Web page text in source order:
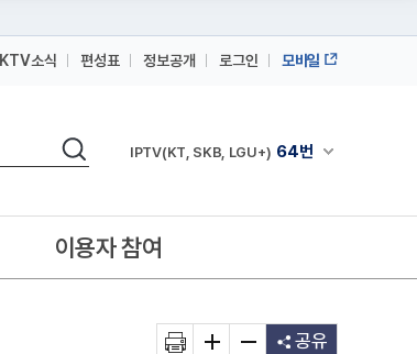
KTV소식 편성표 정보공개 로그인 모바일
검색 채널안내 펼쳐
IPTV(KT, SKB, LGU+) 64번
IPTV(KT, SKB, LGU+)
이용자 참여
공유